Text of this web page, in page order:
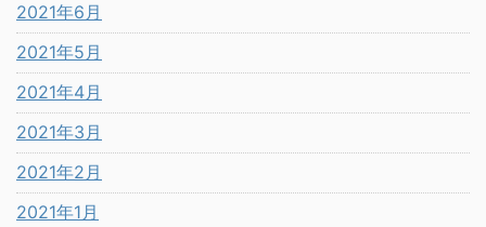
2021年6月
2021年5月
2021年4月
2021年3月
2021年2月
2021年1月